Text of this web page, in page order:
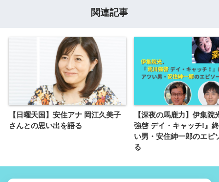
関連記事
【日曜天国】安住アナ 岡江久美子
さんとの思い出を語る
【深夜の馬鹿力】伊集院
強啓 デイ・キャッチ!』
い男・安住紳一郎のエピ
る